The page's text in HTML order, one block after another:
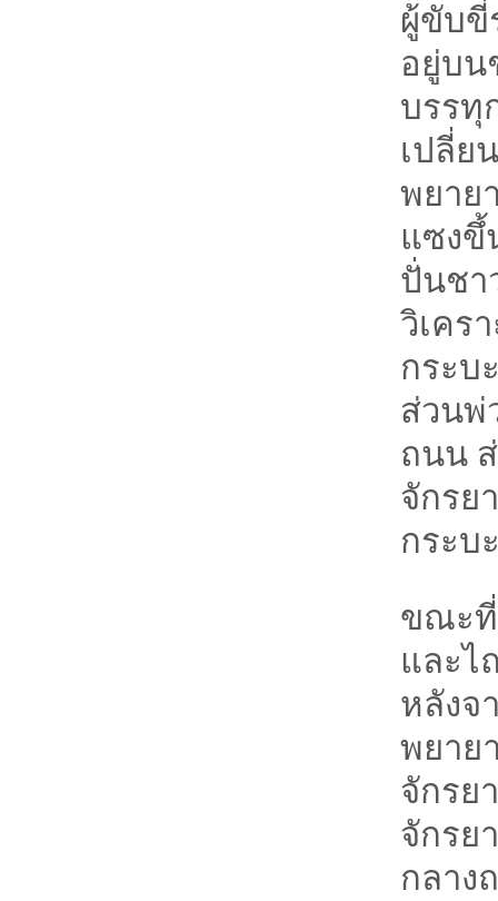
ผู้ขับขี่
อยู่บน
บรรทุ
เปลี่ย
พยาย
แซงขึ้
ปั่นชา
วิเคร
กระบ
ส่วนพ่
ถนน
จักรย
กระบ
ขณะที่
และไ
หลังจ
พยาย
จักรย
จักรย
กลาง